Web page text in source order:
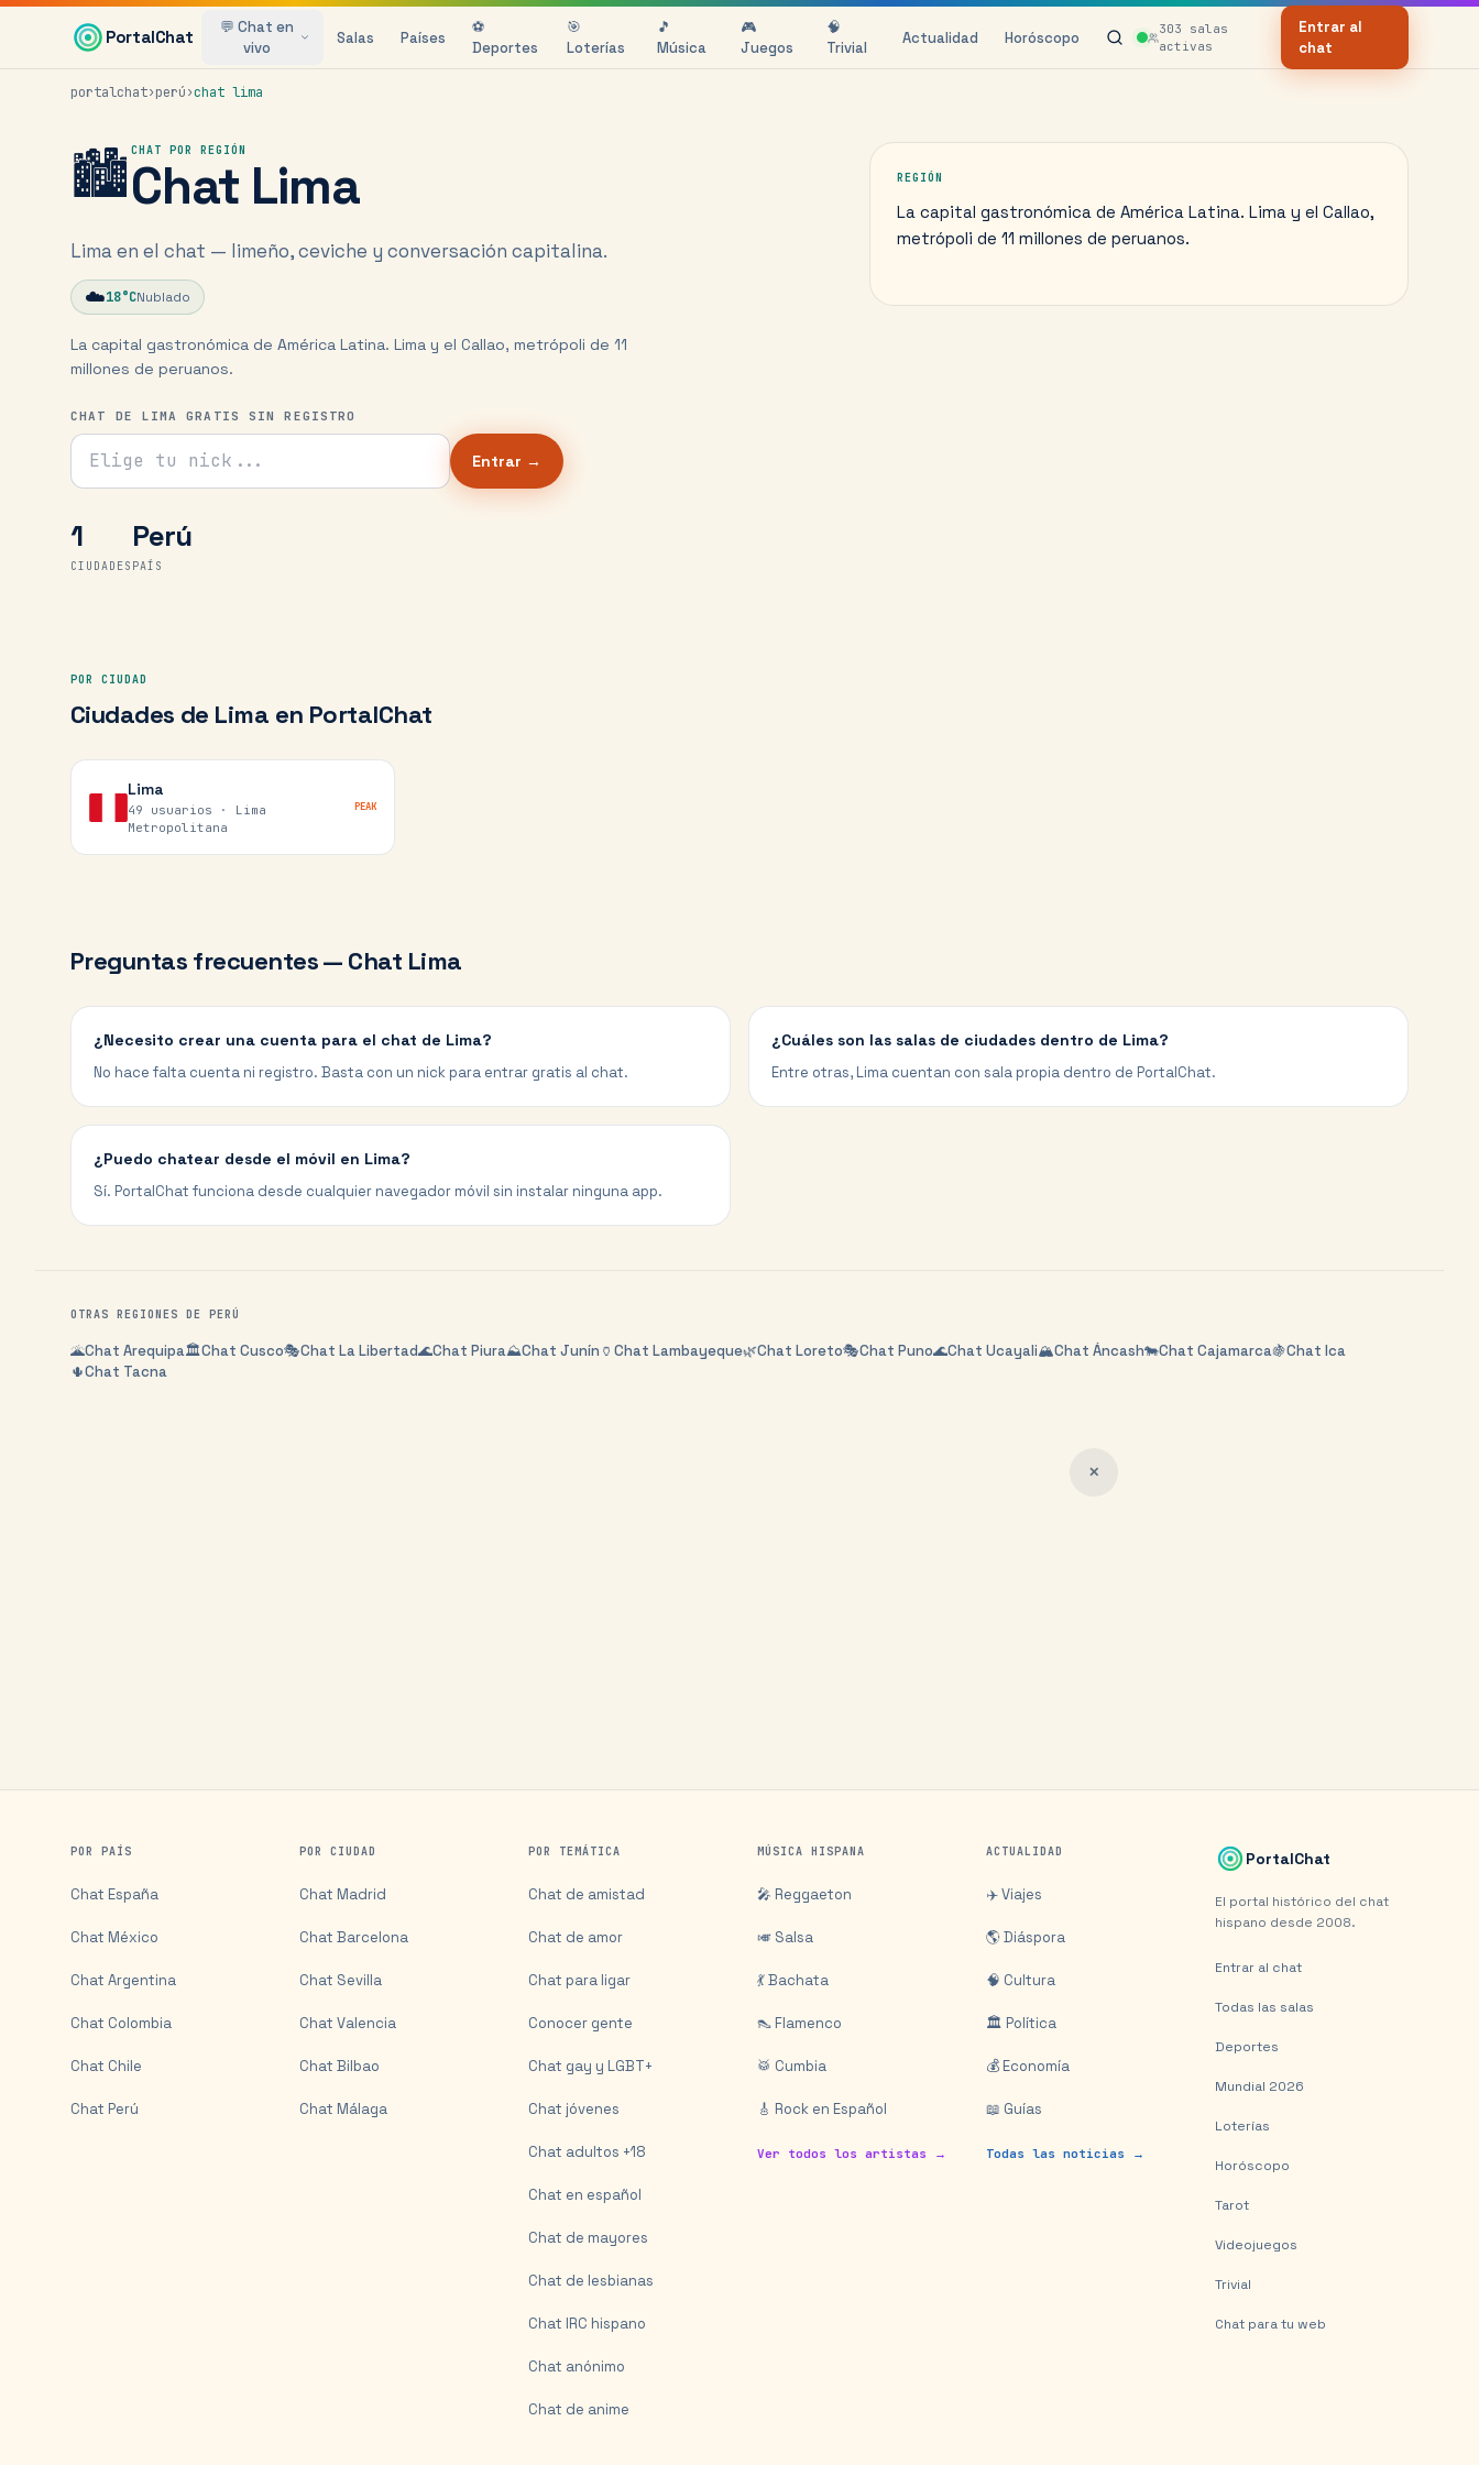
Saltar al contenido principal
PortalChat
💬 Chat en
vivo
Salas Países
⚽
Deportes
🎯
Loterías
🎵
Música
🎮
Juegos
🧠
Trivial
Actualidad Horóscopo 303 salas
activas
Entrar al
chat
portalchat›perú›chat lima
🏙️ CHAT POR REGIÓN
Chat Lima
Lima en el chat — limeño, ceviche y conversación capitalina.
☁️18°CNublado
La capital gastronómica de América Latina. Lima y el Callao, metrópoli de 11
millones de peruanos.
CHAT DE LIMA GRATIS SIN REGISTRO
Tu nick para el chat
Entrar →
1
CIUDADES
Perú
PAÍS
REGIÓN
La capital gastronómica de América Latina. Lima y el Callao,
metrópoli de 11 millones de peruanos.
POR CIUDAD
Ciudades de Lima en PortalChat
Lima
49 usuarios · Lima
Metropolitana
PEAK
Preguntas frecuentes — Chat Lima
¿Necesito crear una cuenta para el chat de Lima?
No hace falta cuenta ni registro. Basta con un nick para entrar gratis al chat.
¿Cuáles son las salas de ciudades dentro de Lima?
Entre otras, Lima cuentan con sala propia dentro de PortalChat.
¿Puedo chatear desde el móvil en Lima?
Sí. PortalChat funciona desde cualquier navegador móvil sin instalar ninguna app.
OTRAS REGIONES DE PERÚ
🌋Chat Arequipa🏛️Chat Cusco🎭Chat La Libertad🌊Chat Piura⛰️Chat Junín 🏺 Chat Lambayeque🌿Chat Loreto🎭Chat Puno🌊Chat Ucayali🏔️Chat Áncash🐄Chat Cajamarca🍇Chat Ica
🌵Chat Tacna
✕
POR PAÍS
Chat España
Chat México
Chat Argentina
Chat Colombia
Chat Chile
Chat Perú
POR CIUDAD
Chat Madrid
Chat Barcelona
Chat Sevilla
Chat Valencia
Chat Bilbao
Chat Málaga
POR TEMÁTICA
Chat de amistad
Chat de amor
Chat para ligar
Conocer gente
Chat gay y LGBT+
Chat jóvenes
Chat adultos +18
Chat en español
Chat de mayores
Chat de lesbianas
Chat IRC hispano
Chat anónimo
Chat de anime
MÚSICA HISPANA
🎤 Reggaeton
🎺 Salsa
💃 Bachata
👠 Flamenco
🥁 Cumbia
🎸 Rock en Español
Ver todos los artistas →
ACTUALIDAD
✈️ Viajes
🌎 Diáspora
🧠 Cultura
🏛️ Política
💰 Economía
📖 Guías
Todas las noticias →
PortalChat
El portal histórico del chat
hispano desde 2008.
Entrar al chat
Todas las salas
Deportes
Mundial 2026
Loterías
Horóscopo
Tarot
Videojuegos
Trivial
Chat para tu web